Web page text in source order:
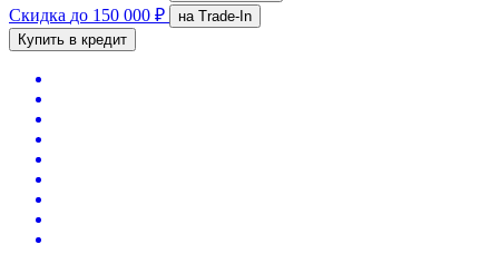
Скидка до 150 000 ₽
на Trade-In
Купить в кредит